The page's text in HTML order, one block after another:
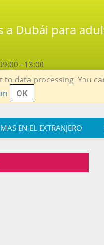
a Dubái para
- 13:00
data processing. You
OK
EN EL EXTRANJERO